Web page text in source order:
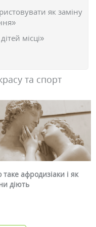
як заміну
місці»
та спорт
афродизіаки і як
діють